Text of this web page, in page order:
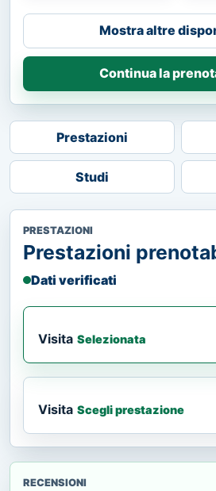
Mostra altre
Continua la
Prestazioni
Studi
PRESTAZIONI
Prestazioni
Dati verificati
Visita Selezionata
Visita Scegli prestazione
RECENSIONI